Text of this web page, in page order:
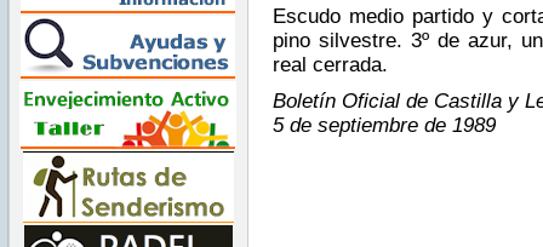
Escudo medio partido y
pino silvestre. 3º de azur,
real cerrada.
Boletín Oficial de Castilla y
5 de septiembre de 1989